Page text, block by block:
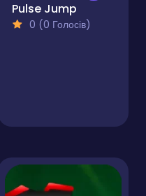
Pulse Jump
0 (0 Голосів)